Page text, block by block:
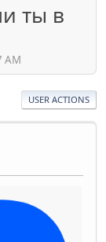
ты в
AM
USER ACTIONS